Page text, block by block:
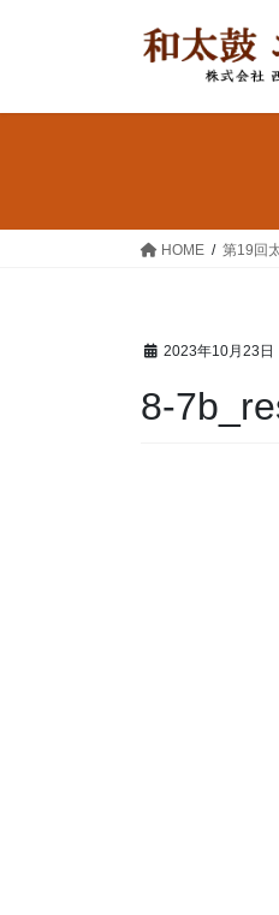
HOME 第19回
2023年10月23日
8-